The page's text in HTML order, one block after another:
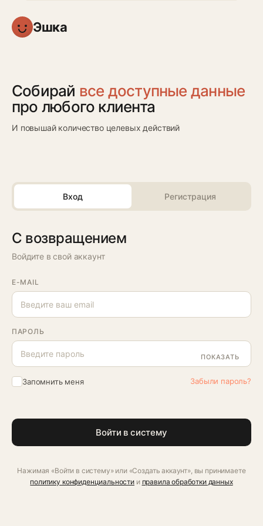
Эшка
Собирай все доступные данные
про любого клиента
И повышай количество целевых действий
Вход Регистрация
С возвращением
Войдите в свой аккаунт
E-MAIL
ПАРОЛЬ
ПОКАЗАТЬ
Запомнить меня Забыли пароль?
Войти в систему
Нажимая «Войти в систему» или «Создать аккаунт», вы принимаете
политику конфиденциальностии правила обработки данных